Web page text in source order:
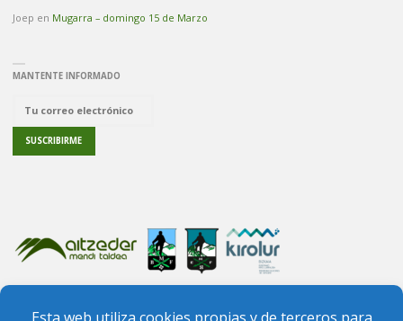
Joep en Mugarra – domingo 15 de Marzo
MANTENTE INFORMADO